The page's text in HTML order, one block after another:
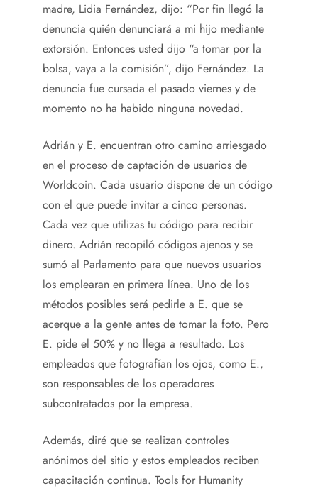
madre, Lidia Fernández, dijo: “Por fin llegó la
denuncia quién denunciará a mi hijo mediante
extorsión. Entonces usted dijo “a tomar por la
bolsa, vaya a la comisión”, dijo Fernández. La
denuncia fue cursada el pasado viernes y de
momento no ha habido ninguna novedad.
Adrián y E. encuentran otro camino arriesgado
en el proceso de captación de usuarios de
Worldcoin. Cada usuario dispone de un código
con el que puede invitar a cinco personas.
Cada vez que utilizas tu código para recibir
dinero. Adrián recopiló códigos ajenos y se
sumó al Parlamento para que nuevos usuarios
los emplearan en primera línea. Uno de los
métodos posibles será pedirle a E. que se
acerque a la gente antes de tomar la foto. Pero
E. pide el 50% y no llega a resultado. Los
empleados que fotografían los ojos, como E.,
son responsables de los operadores
subcontratados por la empresa.
Además, diré que se realizan controles
anónimos del sitio y estos empleados reciben
capacitación continua. Tools for Humanity